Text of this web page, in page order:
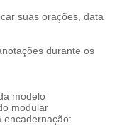
suas orações, data
durante os
modelo
modular
encadernação: